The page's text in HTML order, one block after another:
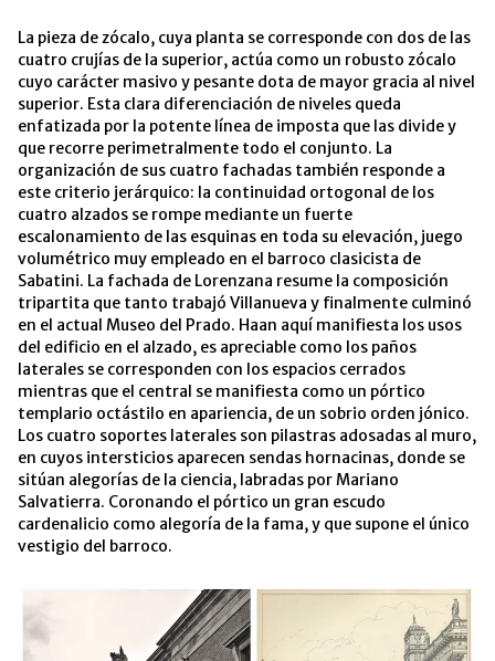
La pieza de zócalo, cuya planta se corresponde con dos de las
cuatro crujías de la superior, actúa como un robusto zócalo
cuyo carácter masivo y pesante dota de mayor gracia al nivel
superior. Esta clara diferenciación de niveles queda
enfatizada por la potente línea de imposta que las divide y
que recorre perimetralmente todo el conjunto. La
organización de sus cuatro fachadas también responde a
este criterio jerárquico: la continuidad ortogonal de los
cuatro alzados se rompe mediante un fuerte
escalonamiento de las esquinas en toda su elevación, juego
volumétrico muy empleado en el barroco clasicista de
Sabatini. La fachada de Lorenzana resume la composición
tripartita que tanto trabajó Villanueva y finalmente culminó
en el actual Museo del Prado. Haan aquí manifiesta los usos
del edificio en el alzado, es apreciable como los paños
laterales se corresponden con los espacios cerrados
mientras que el central se manifiesta como un pórtico
templario octástilo en apariencia, de un sobrio orden jónico.
Los cuatro soportes laterales son pilastras adosadas al muro,
en cuyos intersticios aparecen sendas hornacinas, donde se
sitúan alegorías de la ciencia, labradas por Mariano
Salvatierra. Coronando el pórtico un gran escudo
cardenalicio como alegoría de la fama, y que supone el único
vestigio del barroco.